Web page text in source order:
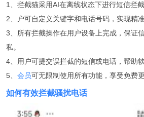
1、拦截猫采用AI在离线状态下进行短信拦
2、户可自定义关键字和电话号码，实现精
3、所有拦截操作在用户设备上完成，保证
私。
4、用户可提交误拦截的短信或电话，帮助
5、 会员可无限制使用所有功能，享受免费
如何有效拦截骚扰电话